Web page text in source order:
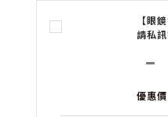
【眼
請私
優惠